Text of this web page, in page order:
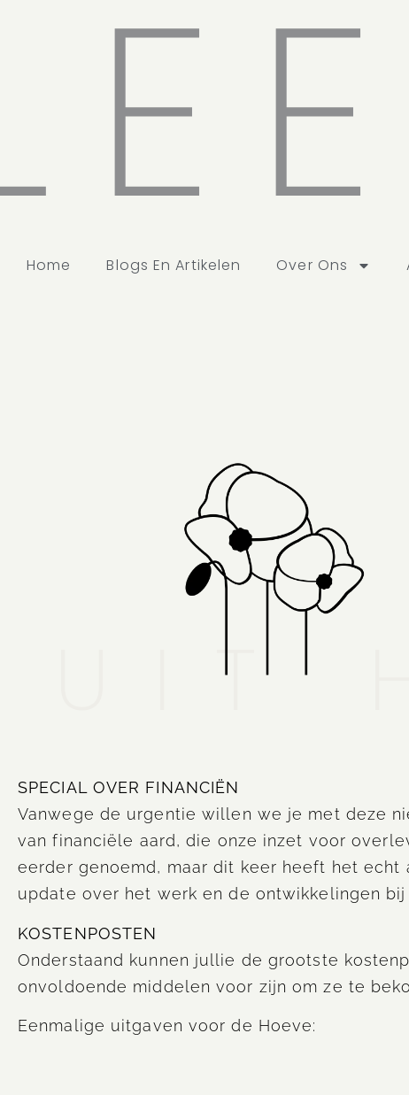
Home Blogs En Artikelen Over Ons
UIT
SPECIAL OVER FINANCIËN
Vanwege de urgentie willen we je met deze
van financiële aard, die onze inzet voor
eerder genoemd, maar dit keer heeft het echt
update over het werk en de ontwikkelingen bij
KOSTENPOSTEN
Onderstaand kunnen jullie de grootste
onvoldoende middelen voor zijn om ze te
Eenmalige uitgaven voor de Hoeve: